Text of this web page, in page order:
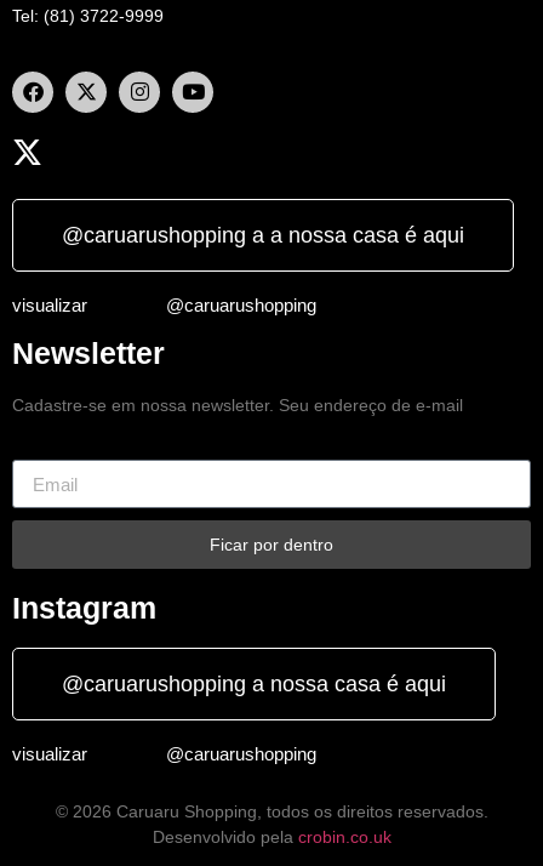
Tel: (81) 3722-9999
@caruarushopping a a nossa casa é aqui
visualizar @caruarushopping
Newsletter
Cadastre-se em nossa newsletter. Seu endereço de e-mail
Ficar por dentro
Instagram
@caruarushopping a nossa casa é aqui
visualizar @caruarushopping
© 2026 Caruaru Shopping, todos os direitos reservados.
Desenvolvido pela crobin.co.uk